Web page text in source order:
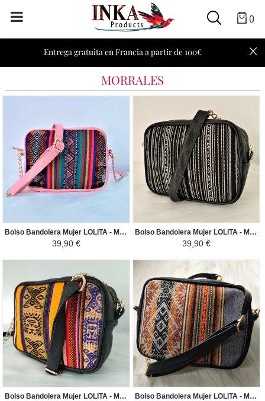
0
Entrega gratuita en Francia a partir de 100€
MORRALES
Bolso Bandolera Mujer LOLITA - Manto Peruano Motivos Étnicos - Rosado / Colorido
39,90 €
Bolso Bandolera Mujer LOLITA - Manto Peruano Motivos Étnicos - Blanco / Negro
39,90 €
Bolso Bandolera Mujer LOLITA - Manto Peruano Motivos Étnicos - Amarillo / Colorido Bolso Bandolera Mujer LOLITA - Manto Peruano Motivos Étnicos - Gris Oscuro / Tonos Marrones